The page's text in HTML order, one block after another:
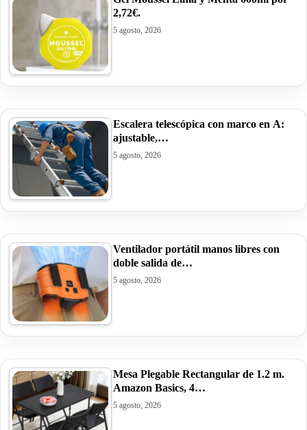
2,72€.
5 agosto, 2026
Escalera telescópica con marco en A:
ajustable,…
5 agosto, 2026
Ventilador portátil manos libres con
doble salida de…
5 agosto, 2026
Mesa Plegable Rectangular de 1.2 m.
Amazon Basics, 4…
5 agosto, 2026